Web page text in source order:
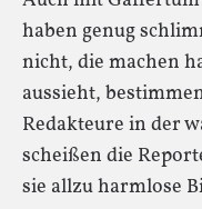
haben genug
nicht, die machen
aussieht,
Redakteure in der
scheißen die
sie allzu harmlose